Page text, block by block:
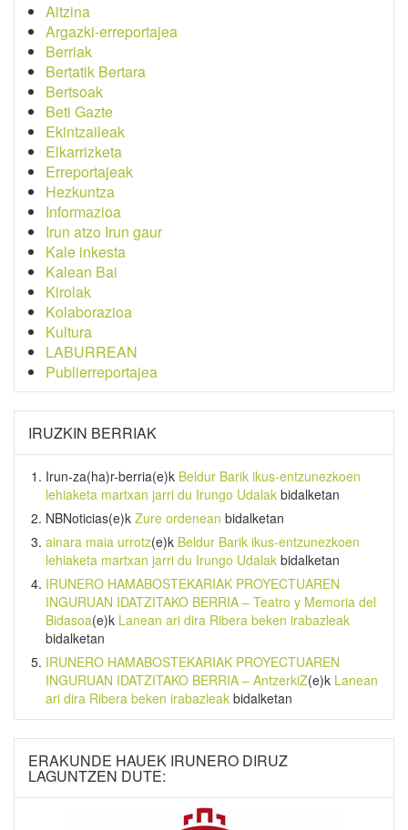
Aitzina
Argazki-erreportajea
Berriak
Bertatik Bertara
Bertsoak
Beti Gazte
Ekintzaileak
Elkarrizketa
Erreportajeak
Hezkuntza
Informazioa
Irun atzo Irun gaur
Kale inkesta
Kalean Bai
Kirolak
Kolaborazioa
Kultura
LABURREAN
Publierreportajea
IRUZKIN BERRIAK
Irun-za(ha)r-berria(e)k Beldur Barik ikus-entzunezkoen
lehiaketa martxan jarri du Irungo Udalak bidalketan
NBNoticias(e)k Zure ordenean bidalketan
ainara maia urrotz(e)k Beldur Barik ikus-entzunezkoen
lehiaketa martxan jarri du Irungo Udalak bidalketan
IRUNERO HAMABOSTEKARIAK PROYECTUAREN
INGURUAN IDATZITAKO BERRIA – Teatro y Memoria del
Bidasoa(e)k Lanean ari dira Ribera beken irabazleak
bidalketan
IRUNERO HAMABOSTEKARIAK PROYECTUAREN
INGURUAN IDATZITAKO BERRIA – AntzerkiZ(e)k Lanean
ari dira Ribera beken irabazleak bidalketan
ERAKUNDE HAUEK IRUNERO DIRUZ
LAGUNTZEN DUTE: